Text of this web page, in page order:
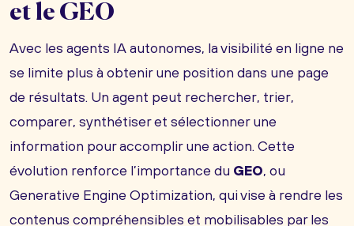
et le GEO
Avec les agents IA autonomes, la visibilité en ligne ne
se limite plus à obtenir une position dans une page
de résultats. Un agent peut rechercher, trier,
comparer, synthétiser et sélectionner une
information pour accomplir une action. Cette
évolution renforce l’importance du GEO, ou
Generative Engine Optimization, qui vise à rendre les
contenus compréhensibles et mobilisables par les